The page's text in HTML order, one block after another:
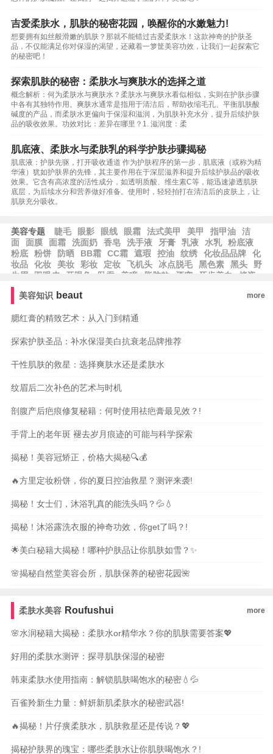
吉爱柔肤水，肌肤的秘密花园，唤醒你的水嫩魅力!
想要拥有如丝般滑嫩的肌肤？那就不能错过吉爱柔肤水！这款神奇的护肤圣
品，不仅能满足你对保湿的渴望，还藏着一箩筐美容功效，让我们一起探索它
的秘密吧！
探索肌肤的秘密：柔肤水与爽肤水的选择之道
概念解析：何为柔肤水与爽肤水？柔肤水与爽肤水看似相似，实则在护肤步骤
中各有其独特作用。爽肤水通常是指用于清洁后，帮助收缩毛孔、平衡肌肤酸
碱度的产品，而柔肤水更偏向于保湿和滋润，为肌肤补充水分，提升后续护肤
品的吸收效果。功效对比：差异在哪里？1. 滋润度：柔
肌底液、柔肤水与柔肤乳的科学护肤步骤揭秘
肌底液：护肤先驱，打开吸收通道 作为护肤程序的第一步，肌底液（或称为精
华液）犹如护肤界的先锋，其主要作用在于深层滋养和提升后续护肤品的吸收
效果。它含有高浓度的活性成分，如透明质酸、维生素C等，能迅速渗透肌肤
底层，为后续水分和营养做好准备。使用时，轻轻拍打在清洁后的皮肤上，让
肌肤充分吸收。
美容专题 睫毛 眼影 眼线 眼霜 法式美甲 美甲 指甲油
洁
面
面膜 面霜 洗面奶 香皂 洗手液 牙膏 乳液 水乳
粉底液
粉底
粉饼 防晒 BB霜 CC霜 遮瑕 控油 纹绣 化妆品品牌
化
妆品
化妆 美妆 彩妆 定妆 飞机头 冰点脱毛 黑色素 黑头
野
生眉
双眼皮 开眼角 卧蚕 美瞳 脂肪粒 酒窝 牙齿美白
烤瓷
牙
美容知识 beaut more
腮红膏的精致艺术：从入门到精通
探索护肤圣品：补水保湿美白抗衰老品牌推荐
干性肌肤的救星：选择爽肤水还是柔肤水
纹眉后二次补色的艺术与时机
剖腹产后疤痕修复秘籍：何时使用祛疤膏最见效？!
手背上的老年斑 褪去岁月痕迹的可能与科学探索
揭秘！美容冠矫正，价格大揭秘🔍💰
🔥方里定妆粉饼，你的夏日控油救星？测评来袭!
揭秘！女士们，沐浴乳真的能洗头吗？💦💧
揭秘！沐浴露洗衣服的神奇功效，你get了吗？!
🌟美白秘籍大揭秘！哪种护肤品让你肌肤如雪？✨
🌸揭秘自然堂美容会所，肌肤保养的秘密花园🌺
柔肤水美容 Roufushui more
🌸水润秘籍大揭秘：柔肤水or精华水？你的肌肤需要答案💖
好用的柔肤水测评：探寻肌肤保湿的秘密
韩束柔肤水使用指南：解锁肌肤喝饱水的秘密💧💦
百雀羚新生力量：鲜妍新肌柔肤水的秘密武器!
🔥揭秘！片仔癀柔肤水，肌肤救星还是传说？💖
揭秘护肤界的瑰宝：哪些柔肤水让你肌肤喝饱水？!